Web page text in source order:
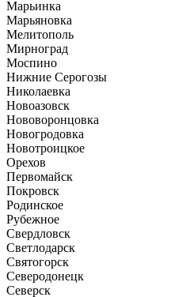
Марьинка
Марьяновка
Мелитополь
Мирноград
Моспино
Нижние Серогозы
Николаевка
Новоазовск
Нововоронцовка
Новогродовка
Новотроицкое
Орехов
Первомайск
Покровск
Родинское
Рубежное
Свердловск
Светлодарск
Святогорск
Северодонецк
Северск